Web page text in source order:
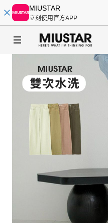
MIUSTAR
立刻使用官方APP